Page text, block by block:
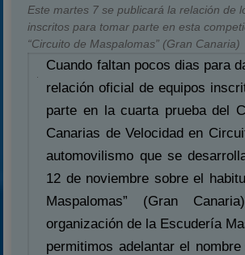
Este martes 7 se publicará la relación de
inscritos para tomar parte en esta
“Circuito de Maspalomas” (Gran Canaria)
Cuando faltan pocos dias para
relación oficial de equipos
parte en la cuarta prueba del
Canarias de Velocidad en
automovilismo que se
12 de noviembre sobre el
Maspalomas” (Gran
organización de la Escudería
permitimos adelantar el